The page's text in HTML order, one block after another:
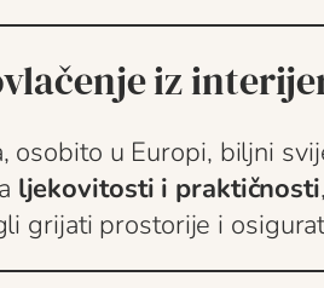
iz
osobito u Europi, biljni
ljekovitosti i praktičnosti
grijati prostorije i